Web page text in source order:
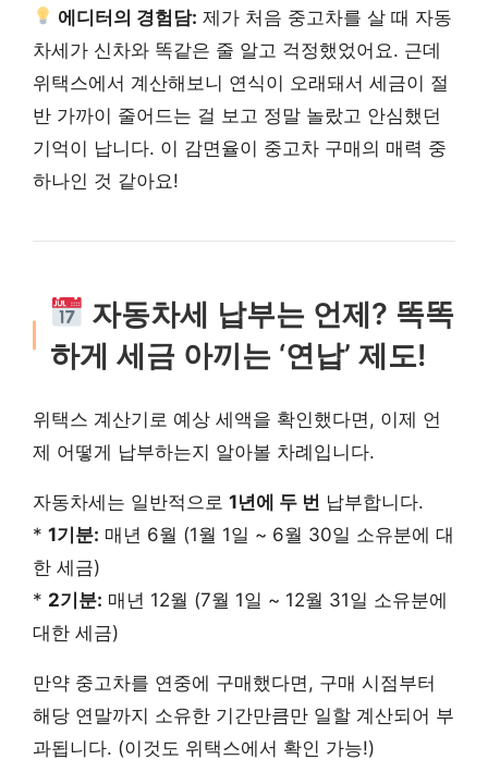
에디터의 경험담: 제가 처음 중고차를 살 때 자동
차세가 신차와 똑같은 줄 알고 걱정했었어요. 근데
위택스에서 계산해보니 연식이 오래돼서 세금이 절
반 가까이 줄어드는 걸 보고 정말 놀랐고 안심했던
기억이 납니다. 이 감면율이 중고차 구매의 매력 중
하나인 것 같아요!
자동차세 납부는 언제? 똑똑
하게 세금 아끼는 ‘연납’ 제도!
위택스 계산기로 예상 세액을 확인했다면, 이제 언
제 어떻게 납부하는지 알아볼 차례입니다.
자동차세는 일반적으로 1년에 두 번 납부합니다.
* 1기분: 매년 6월 (1월 1일 ~ 6월 30일 소유분에 대
한 세금)
* 2기분: 매년 12월 (7월 1일 ~ 12월 31일 소유분에
대한 세금)
만약 중고차를 연중에 구매했다면, 구매 시점부터
해당 연말까지 소유한 기간만큼만 일할 계산되어 부
과됩니다. (이것도 위택스에서 확인 가능!)